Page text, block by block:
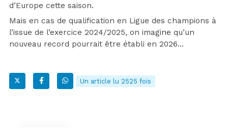
d’Europe cette saison.
Mais en cas de qualification en Ligue des champions à
l’issue de l’exercice 2024/2025, on imagine qu’un
nouveau record pourrait être établi en 2026…
Un article lu 2525 fois